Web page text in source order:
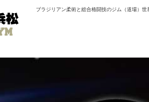
ブラジリアン柔術と総合格闘技のジム（道場）